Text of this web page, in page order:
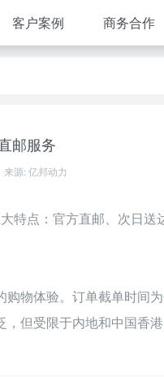
客户案例 商务合作
邮服务
来源: 亿邦动力
特点：官方直邮、次日送
物体验。订单截单时间
但受限于内地和中国香